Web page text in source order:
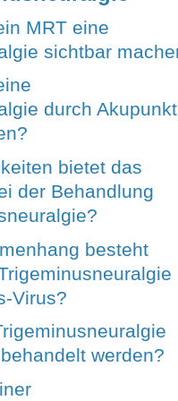
MRT eine
sichtbar
durch
bietet das
der Behandlung
besteht
Virus?
werden?